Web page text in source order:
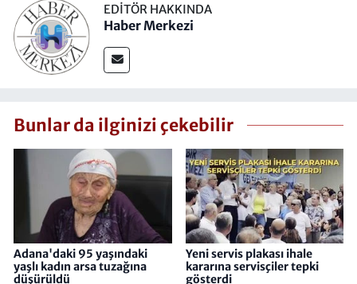
EDITÖR HAKKINDA
Haber Merkezi
Bunlar da ilginizi çekebilir
Adana'daki 95 yaşındaki
yaşlı kadın arsa tuzağına
düşürüldü
Yeni servis plakası ihale
kararına servisçiler tepki
gösterdi